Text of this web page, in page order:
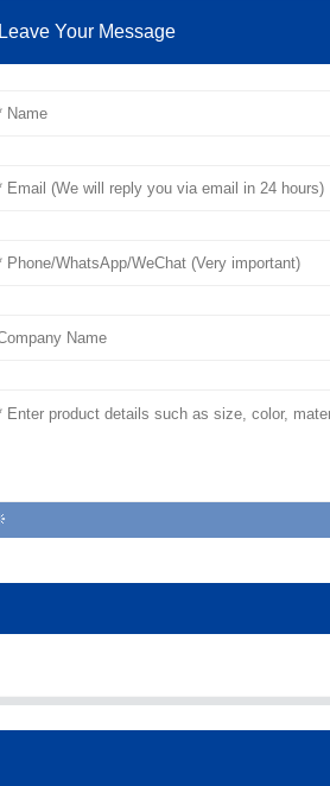
Leave Your Message